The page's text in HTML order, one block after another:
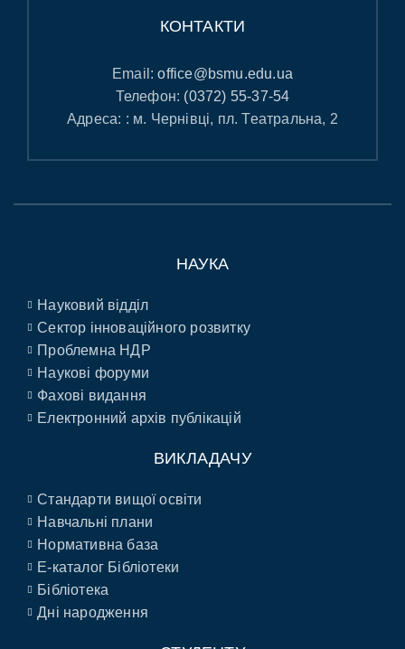
КОНТАКТИ
Email:office@bsmu.edu.ua
Телефон: (0372) 55-37-54
Адреса: : м. Чернівці, пл. Театральна, 2
НАУКА
Науковий відділ
Сектор інноваційного розвитку
Проблемна НДР
Наукові форуми
Фахові видання
Електронний архів публікацій
ВИКЛАДАЧУ
Стандарти вищої освіти
Навчальні плани
Нормативна база
E-каталог Бібліотеки
Бібліотека
Дні народження